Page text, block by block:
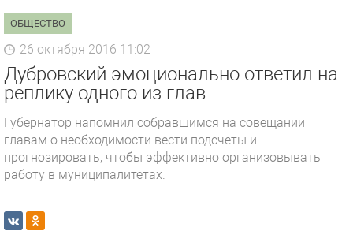
ОБЩЕСТВО
26 октября 2016 11:02
Дубровский эмоционально ответил на
реплику одного из глав
Губернатор напомнил собравшимся на совещании
главам о необходимости вести подсчеты и
прогнозировать, чтобы эффективно организовывать
работу в муниципалитетах.